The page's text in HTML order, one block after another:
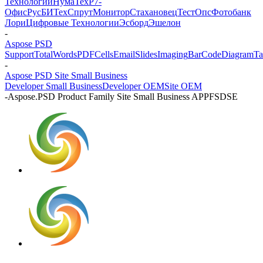
ОфисРусБИТехСпрутМониторСтахановецТестОпсФотобанк
ЛориЦифровые ТехнологииЭсбордЭшелон
-
Aspose PSD
SupportTotalWordsPDFCellsEmailSlidesImagingBarCodeDiagram
-
Aspose PSD Site Small Business
Developer Small BusinessDeveloper OEMSite OEM
-Aspose.PSD Product Family Site Small Business APPFSDSE